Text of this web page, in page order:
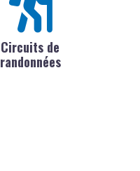
Circuits de
randonnées